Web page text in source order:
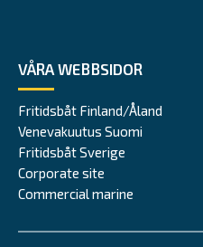
VÅRA WEBBSIDOR
Fritidsbåt Finland/Åland
Venevakuutus Suomi
Fritidsbåt Sverige
Corporate site
Commercial marine